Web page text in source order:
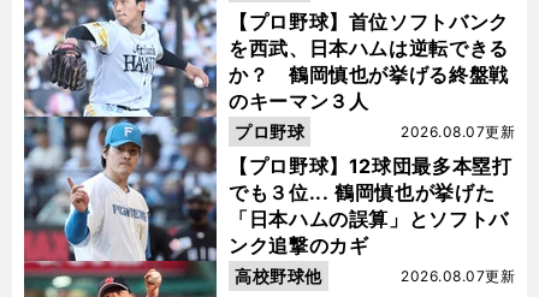
【プロ野球】首位ソフトバンク
を西武、日本ハムは逆転できる
か？ 鶴岡慎也が挙げる終盤戦
のキーマン３人
【プロ野球】12球団最多本塁打
でも３位... 鶴岡慎也が挙げた
「日本ハムの誤算」とソフトバ
ンク追撃のカギ
2026.08.07更新
プロ野球
2026.08.07更新
高校野球他